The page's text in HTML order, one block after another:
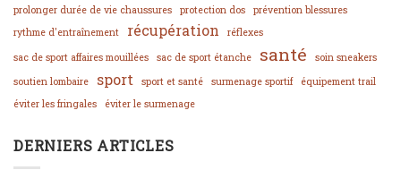
prolonger durée de vie chaussures protection dos
prévention blessures
rythme d'entraînement
récupération
réflexes
sac de sport affaires mouillées
sac de sport étanche santé
soin sneakers
soutien lombaire
sport sport et santé surmenage sportif
équipement trail
éviter les fringales
éviter le surmenage
DERNIERS ARTICLES